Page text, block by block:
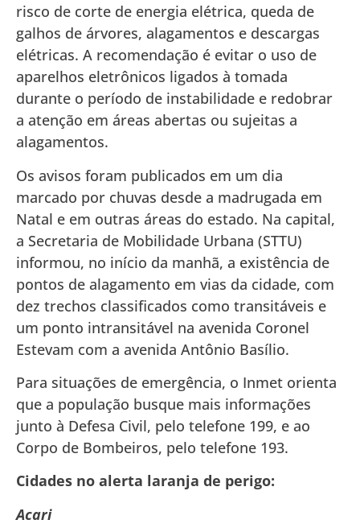
risco de corte de energia elétrica, queda de
galhos de árvores, alagamentos e descargas
elétricas. A recomendação é evitar o uso de
aparelhos eletrônicos ligados à tomada
durante o período de instabilidade e redobrar
a atenção em áreas abertas ou sujeitas a
alagamentos.
Os avisos foram publicados em um dia
marcado por chuvas desde a madrugada em
Natal e em outras áreas do estado. Na capital,
a Secretaria de Mobilidade Urbana (STTU)
informou, no início da manhã, a existência de
pontos de alagamento em vias da cidade, com
dez trechos classificados como transitáveis e
um ponto intransitável na avenida Coronel
Estevam com a avenida Antônio Basílio.
Para situações de emergência, o Inmet orienta
que a população busque mais informações
junto à Defesa Civil, pelo telefone 199, e ao
Corpo de Bombeiros, pelo telefone 193.
Cidades no alerta laranja de perigo:
Acari